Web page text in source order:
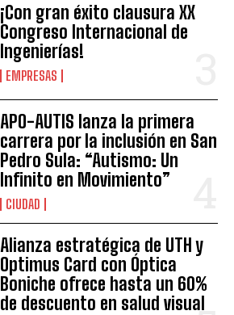
¡Con gran éxito clausura XX
Congreso Internacional de
Ingenierías!
EMPRESAS
APO-AUTIS lanza la primera
carrera por la inclusión en San
Pedro Sula: “Autismo: Un
Infinito en Movimiento”
CIUDAD
Alianza estratégica de UTH y
Optimus Card con Óptica
Boniche ofrece hasta un 60%
de descuento en salud visual